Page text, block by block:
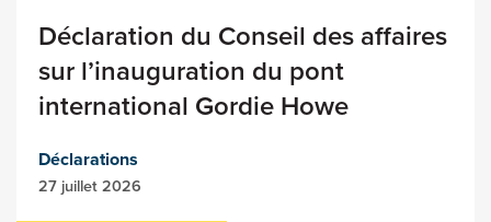
Déclaration du Conseil des affaires
sur l’inauguration du pont
international Gordie Howe
Déclarations
27 juillet 2026